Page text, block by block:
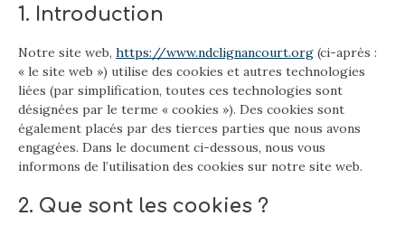
1. Introduction
Notre site web, https://www.ndclignancourt.org (ci-après :
« le site web ») utilise des cookies et autres technologies
liées (par simplification, toutes ces technologies sont
désignées par le terme « cookies »). Des cookies sont
également placés par des tierces parties que nous avons
engagées. Dans le document ci-dessous, nous vous
informons de l’utilisation des cookies sur notre site web.
2. Que sont les cookies ?